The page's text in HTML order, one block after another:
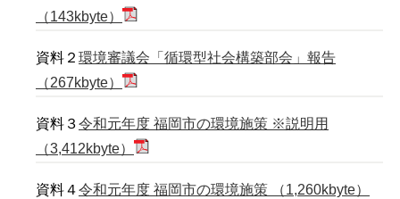
（143kbyte）
資料２ 環境審議会「循環型社会構築部会」報告
（267kbyte）
資料３令和元年度 福岡市の環境施策 ※説明用
（3,412kbyte）
資料４令和元年度 福岡市の環境施策 （1,260kbyte）